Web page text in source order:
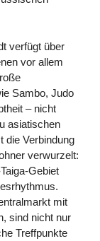
verfügt über
vor allem
Sambo, Judo
– nicht
asiatischen
die Verbindung
verwurzelt:
Gebiet
mit
sind nicht nur
Treffpunkte